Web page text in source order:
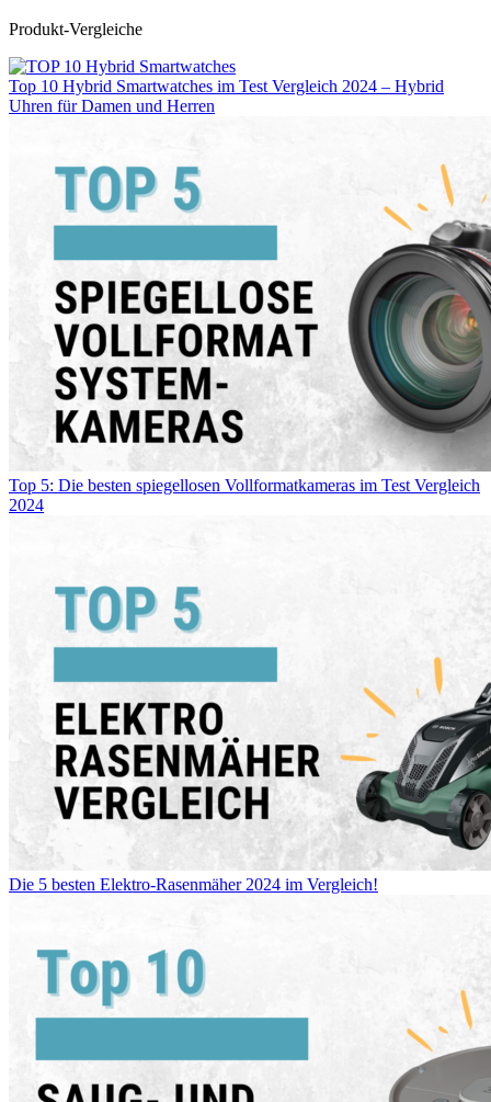
Produkt-Vergleiche
Top 10 Hybrid Smartwatches im Test Vergleich 2024 – Hybrid
Uhren für Damen und Herren
Top 5: Die besten spiegellosen Vollformatkameras im Test Vergleich
2024
Die 5 besten Elektro-Rasenmäher 2024 im Vergleich!